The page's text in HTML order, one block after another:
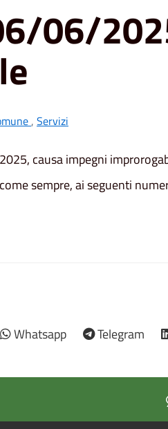
06/
, Servizi
causa impegni
sempre, ai seguenti
Whatsapp Telegram